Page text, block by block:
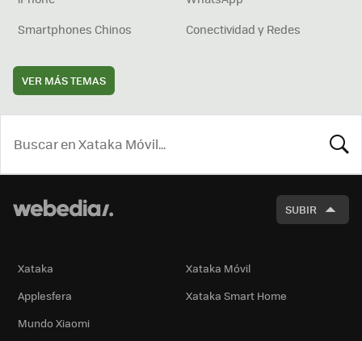
Smartphones Chinos
Conectividad y Redes
VER MÁS TEMAS
SUBIR
Xataka
Xataka Móvil
Applesfera
Xataka Smart Home
Mundo Xiaomi